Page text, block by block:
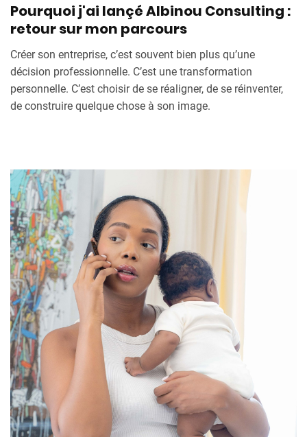
Pourquoi j'ai lançé Albinou Consulting :
retour sur mon parcours
Créer son entreprise, c’est souvent bien plus qu’une
décision professionnelle. C’est une transformation
personnelle. C’est choisir de se réaligner, de se réinventer,
de construire quelque chose à son image.